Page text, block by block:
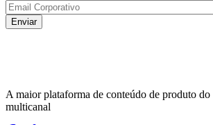
A maior plataforma de conteúdo de produto do
multicanal